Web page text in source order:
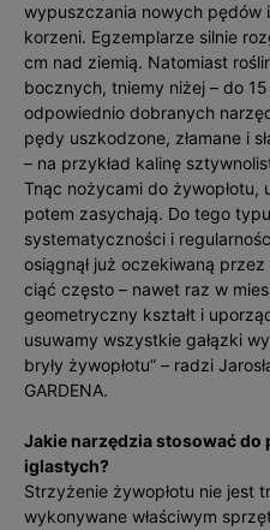
wypuszczania nowych pędów
korzeni. Egzemplarze silnie
cm nad ziemią. Natomiast
bocznych, tniemy niżej – do
odpowiednio dobranych
pędy uszkodzone, złamane i
– na przykład kalinę
Tnąc nożycami do
potem zasychają. Do tego
systematyczności i
osiągnął już oczekiwaną
ciąć często – nawet raz w
geometryczny kształt i
usuwamy wszystkie gałązki
bryły żywopłotu” – radzi
GARDENA.
Jakie narzędzia stosować do
iglastych?
Strzyżenie żywopłotu nie jest
wykonywane właściwym